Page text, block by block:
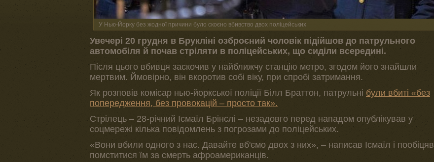
У Нью-Йорку без жодної причини було скоєно вбивство двох поліцейських
Увечері 20 грудня в Брукліні озброєний чоловік підійшов до патрульного
автомобіля й почав стріляти в поліцейських, що сиділи всередині.
Після цього вбивця заскочив у найближчу станцію метро, згодом його знайшли
мертвим. Ймовірно, він вкоротив собі віку, при спробі затримання.
Як розповів комісар нью-йоркської поліції Білл Браттон, патрульні були вбиті «без
попередження, без провокацій – просто так».
Стрілець – 28-річний Ісмаїл Брінслі – незадовго перед нападом опублікував у
соцмережі кілька повідомлень з погрозами до поліцейських.
«Вони вбили одного з нас. Давайте вб'ємо двох з них», – написав Ісмаїл і пообіцяв
помститися їм за смерть афроамериканців.